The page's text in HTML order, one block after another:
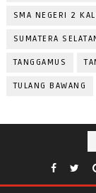
SMA NEGERI 2
SUMATERA
TANGGAMUS
TULANG BAWANG